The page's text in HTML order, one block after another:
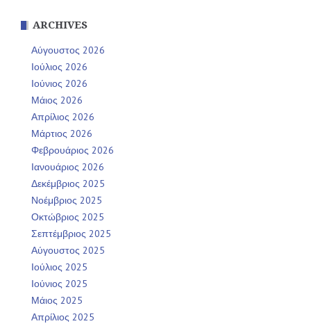
ARCHIVES
Αύγουστος 2026
Ιούλιος 2026
Ιούνιος 2026
Μάιος 2026
Απρίλιος 2026
Μάρτιος 2026
Φεβρουάριος 2026
Ιανουάριος 2026
Δεκέμβριος 2025
Νοέμβριος 2025
Οκτώβριος 2025
Σεπτέμβριος 2025
Αύγουστος 2025
Ιούλιος 2025
Ιούνιος 2025
Μάιος 2025
Απρίλιος 2025